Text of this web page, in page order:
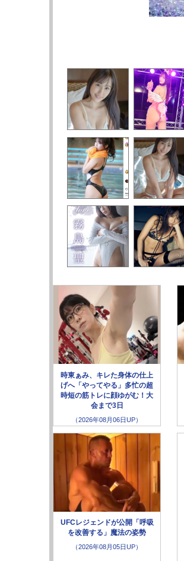
時東ぁみ、キレた身体の仕上
げへ「やってやる」多忙の超
時短の筋トレに顔ゆがむ！大
会まで3日
（2026年08月06日UP）
UFCレジェンドが公開「呼吸
を改善する」魔法の姿勢
（2026年08月05日UP）